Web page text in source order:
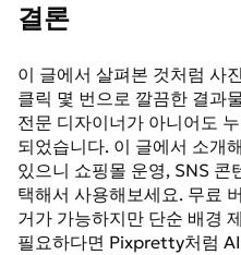
결론
이 글에서 살펴본 것처럼 사
클릭 몇 번으로 깔끔한 결과
전문 디자이너가 아니어도
되었습니다. 이 글에서 소개
있으니 쇼핑몰 운영, SNS 콘
택해서 사용해보세요. 무료
거가 가능하지만 단순 배경
필요하다면 Pixpretty처럼